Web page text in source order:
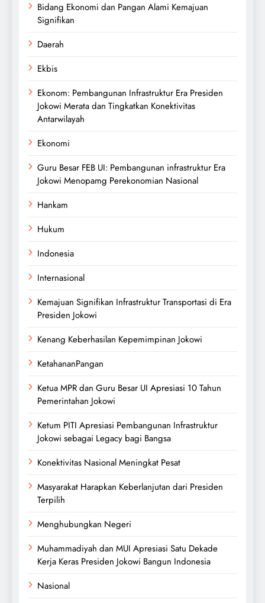
Bidang Ekonomi dan Pangan Alami Kemajuan
Signifikan
Daerah
Ekbis
Ekonom: Pembangunan Infrastruktur Era Presiden
Jokowi Merata dan Tingkatkan Konektivitas
Antarwilayah
Ekonomi
Guru Besar FEB UI: Pembangunan infrastruktur Era
Jokowi Menopamg Perekonomian Nasional
Hankam
Hukum
Indonesia
Internasional
Kemajuan Signifikan Infrastruktur Transportasi di Era
Presiden Jokowi
Kenang Keberhasilan Kepemimpinan Jokowi
KetahananPangan
Ketua MPR dan Guru Besar UI Apresiasi 10 Tahun
Pemerintahan Jokowi
Ketum PITI Apresiasi Pembangunan Infrastruktur
Jokowi sebagai Legacy bagi Bangsa
Konektivitas Nasional Meningkat Pesat
Masyarakat Harapkan Keberlanjutan dari Presiden
Terpilih
Menghubungkan Negeri
Muhammadiyah dan MUI Apresiasi Satu Dekade
Kerja Keras Presiden Jokowi Bangun Indonesia
Nasional